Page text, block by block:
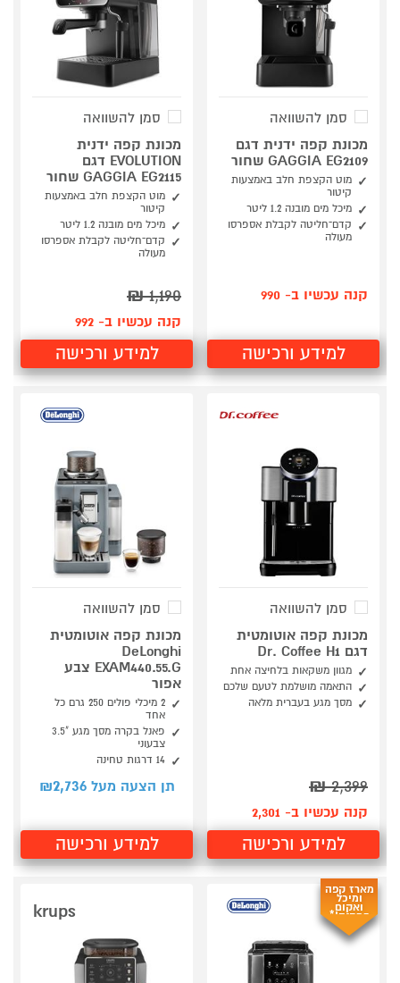
סמן להשוואה
מכונת קפה ידנית דגם
GAGGIA EG2109 שחור
מוט הקצפת חלב באמצעות
קיטור
מיכל מים מובנה 1.2 ליטר
קדם־חליטה לקבלת אספרסו
מעולה
קנה עכשיו ב- 990
למידע ורכישה
סמן להשוואה
מכונת קפה ידנית
EVOLUTION דגם
GAGGIA EG2115 שחור
מוט הקצפת חלב באמצעות
קיטור
מיכל מים מובנה 1.2 ליטר
קדם־חליטה לקבלת אספרסו
מעולה
1,190
₪
קנה עכשיו ב- 992
למידע ורכישה
סמן להשוואה
מכונת קפה אוטומטית
דגם Dr. Coffee H1
מגוון משקאות בלחיצה אחת
התאמה מושלמת לטעם שלכם
מסך מגע בעברית מלאה
2,399
₪
קנה עכשיו ב- 2,301
למידע ורכישה
סמן להשוואה
מכונת קפה אוטומטית
DeLonghi
EXAM440.55.G צבע
אפור
2 מיכלי פולים 250 גרם כל
אחד
פאנל בקרה מסך מגע "3.5
צבעוני
14 דרגות טחינה
תן הצעה מעל ₪ 2,736
למידע ורכישה
מארז קפה
ומיכל
ואקום
במתנה!* krups